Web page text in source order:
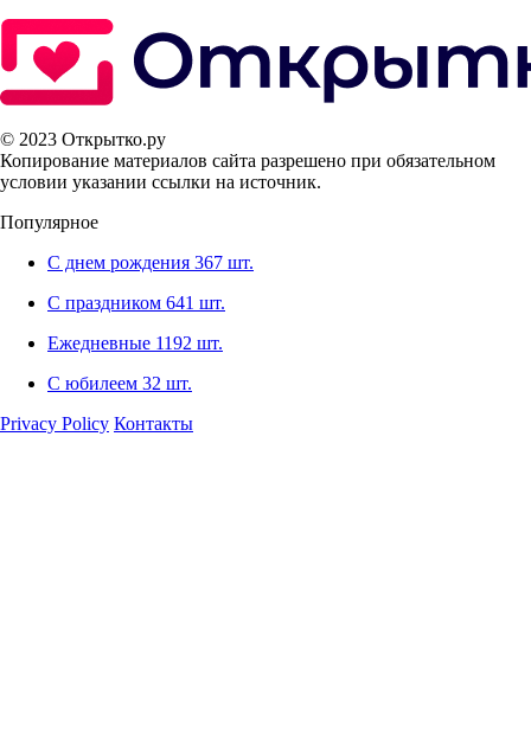
© 2023 Открытко.ру
Копирование материалов сайта разрешено при обязательном
условии указании ссылки на источник.
Популярное
С днем рождения 367 шт.
С праздником 641 шт.
Ежедневные 1192 шт.
С юбилеем 32 шт.
Privacy Policy Контакты